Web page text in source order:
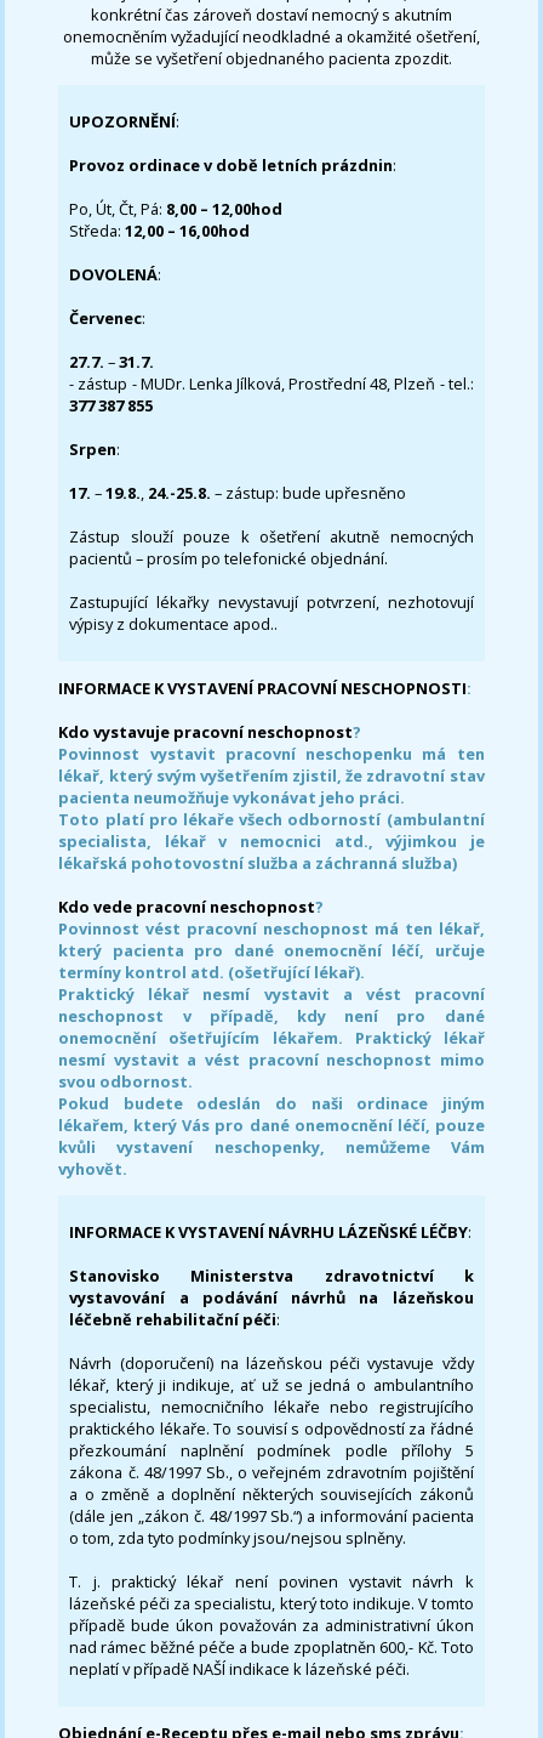
konkrétní čas zároveň dostaví nemocný s akutním
onemocněním vyžadující neodkladné a okamžité ošetření,
může se vyšetření objednaného pacienta zpozdit.
UPOZORNĚNÍ:
Provoz ordinace v době letních prázdnin:
Po, Út, Čt, Pá: 8,00 – 12,00hod
Středa:12,00 – 16,00hod
DOVOLENÁ:
Červenec:
27.7.–31.7.
- zástup - MUDr. Lenka Jílková, Prostřední 48, Plzeň - tel.:
377 387 855
Srpen:
17. –19.8., 24.-25.8. – zástup: bude upřesněno
Zástup slouží pouze k ošetření akutně nemocných
pacientů – prosím po telefonické objednání.
Zastupující lékařky nevystavují potvrzení, nezhotovují
výpisy z dokumentace apod..
INFORMACE K VYSTAVENÍ PRACOVNÍ NESCHOPNOSTI:
Kdo vystavuje pracovní neschopnost?
Povinnost vystavit pracovní neschopenku má ten
lékař, který svým vyšetřením zjistil, že zdravotní stav
pacienta neumožňuje vykonávat jeho práci.
Toto platí pro lékaře všech odborností (ambulantní
specialista, lékař v nemocnici atd., výjimkou je
lékařská pohotovostní služba a záchranná služba)
Kdo vede pracovní neschopnost?
Povinnost vést pracovní neschopnost má ten lékař,
který pacienta pro dané onemocnění léčí, určuje
termíny kontrol atd. (ošetřující lékař).
Praktický lékař nesmí vystavit a vést pracovní
neschopnost v případě, kdy není pro dané
onemocnění ošetřujícím lékařem. Praktický lékař
nesmí vystavit a vést pracovní neschopnost mimo
svou odbornost.
Pokud budete odeslán do naši ordinace jiným
lékařem, který Vás pro dané onemocnění léčí, pouze
kvůli vystavení neschopenky, nemůžeme Vám
vyhovět.
INFORMACE K VYSTAVENÍ NÁVRHU LÁZEŇSKÉ LÉČBY:
Stanovisko Ministerstva zdravotnictví k
vystavování a podávání návrhů na lázeňskou
léčebně rehabilitační péči:
Návrh (doporučení) na lázeňskou péči vystavuje vždy
lékař, který ji indikuje, ať už se jedná o ambulantního
specialistu, nemocničního lékaře nebo registrujícího
praktického lékaře. To souvisí s odpovědností za řádné
přezkoumání naplnění podmínek podle přílohy 5
zákona č. 48/1997 Sb., o veřejném zdravotním pojištění
a o změně a doplnění některých souvisejících zákonů
(dále jen „zákon č. 48/1997 Sb.“) a informování pacienta
o tom, zda tyto podmínky jsou/nejsou splněny.
T. j. praktický lékař není povinen vystavit návrh k
lázeňské péči za specialistu, který toto indikuje. V tomto
případě bude úkon považován za administrativní úkon
nad rámec běžné péče a bude zpoplatněn 600,- Kč. Toto
neplatí v případě NAŠÍ indikace k lázeňské péči.
Objednání e-Receptu přes e-mail nebo sms zprávu: